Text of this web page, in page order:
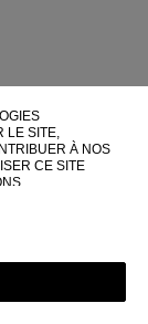
LE SITE,
À NOS
CE SITE
ET LEUR